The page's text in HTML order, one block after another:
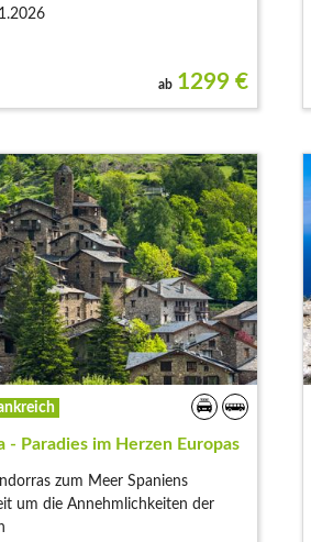
ab 1299 €
- Paradies im Herzen Europas
zum Meer Spaniens
um die Annehmlichkeiten der